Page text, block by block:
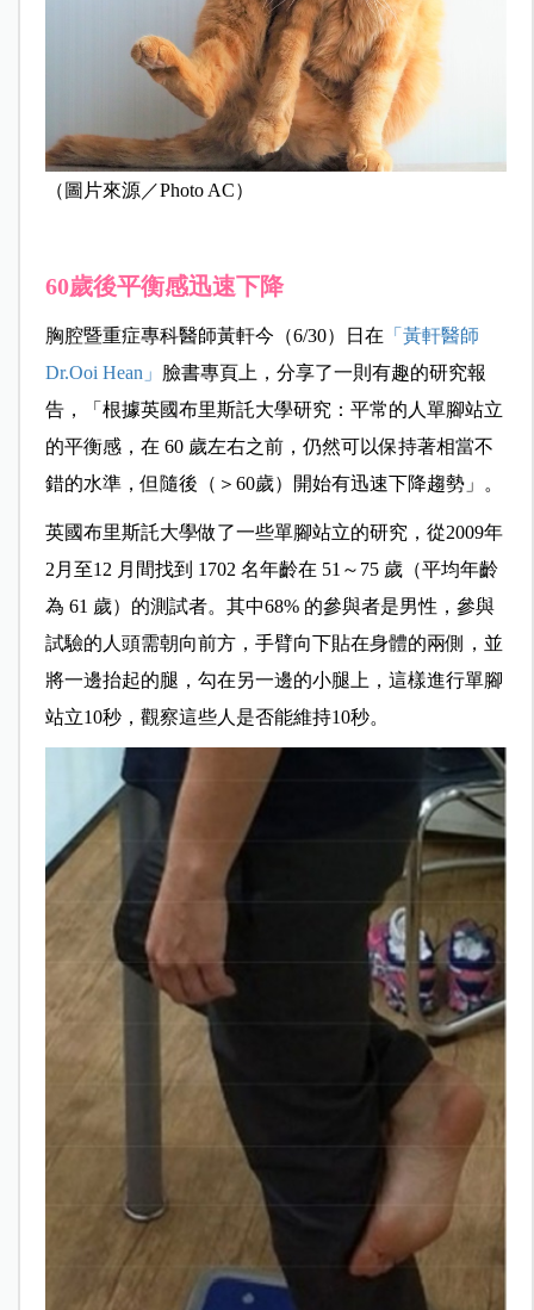
（圖片來源／Photo AC）
60歲後平衡感迅速下降
胸腔暨重症專科醫師黃軒今（6/30）日在 「黃軒醫師
Dr.Ooi Hean」 臉書專頁上，分享了一則有趣的研究報
告，「根據英國布里斯託大學研究：平常的人單腳站立
的平衡感，在 60 歲左右之前，仍然可以保持著相當不
錯的水準，但隨後（＞60歲）開始有迅速下降趨勢」。
英國布里斯託大學做了一些單腳站立的研究，從2009年
2月至12 月間找到 1702 名年齡在 51～75 歲（平均年齡
為 61 歲）的測試者。其中68% 的參與者是男性，參與
試驗的人頭需朝向前方，手臂向下貼在身體的兩側，並
將一邊抬起的腿，勾在另一邊的小腿上，這樣進行單腳
站立10秒，觀察這些人是否能維持10秒。